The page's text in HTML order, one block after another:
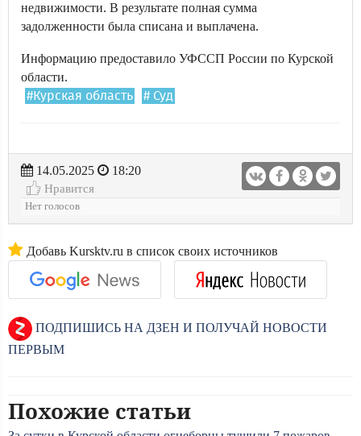
недвижимости. В результате полная сумма
задолженности была списана и выплачена.
Информацию предоставило УФССП России по Курской
области.
#Курская область # Суд
14.05.2025
18:20
Нравится
Нет голосов
Добавь Kursktv.ru в список своих источников
ПОДПИШИСЬ НА ДЗЕН И ПОЛУЧАЙ НОВОСТИ
ПЕРВЫМ
Похожие статьи